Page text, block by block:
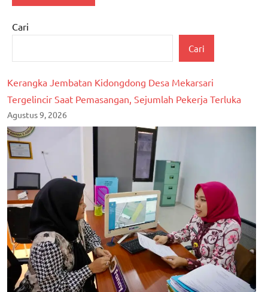
Cari
Cari
Kerangka Jembatan Kidongdong Desa Mekarsari
Tergelincir Saat Pemasangan, Sejumlah Pekerja Terluka
Agustus 9, 2026